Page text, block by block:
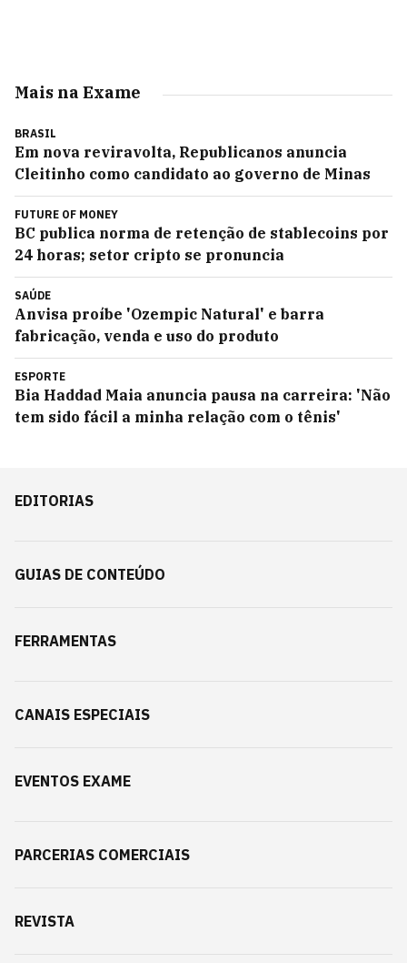
Mais na Exame
BRASIL
Em nova reviravolta, Republicanos anuncia
Cleitinho como candidato ao governo de Minas
FUTURE OF MONEY
BC publica norma de retenção de stablecoins por
24 horas; setor cripto se pronuncia
SAÚDE
Anvisa proíbe 'Ozempic Natural' e barra
fabricação, venda e uso do produto
ESPORTE
Bia Haddad Maia anuncia pausa na carreira: 'Não
tem sido fácil a minha relação com o tênis'
EDITORIAS
GUIAS DE CONTEÚDO
FERRAMENTAS
CANAIS ESPECIAIS
EVENTOS EXAME
PARCERIAS COMERCIAIS
REVISTA